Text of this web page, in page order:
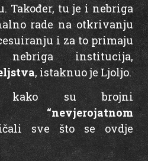
Također, tu je i nebriga
rade na otkrivanju
i za to primaju
institucija,
, istaknuo je Ljoljo.
kako su brojni
“nevjerojatnom
sve što se ovdje